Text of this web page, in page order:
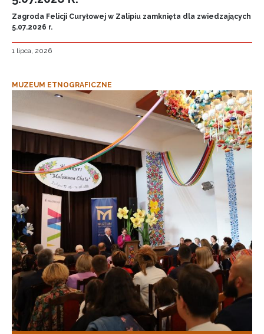
Zagroda Felicji Curyłowej w Zalipiu zamknięta dla zwiedzających
5.07.2026 r.
1 lipca, 2026
MUZEUM ETNOGRAFICZNE